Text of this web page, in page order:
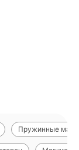
Пружинные